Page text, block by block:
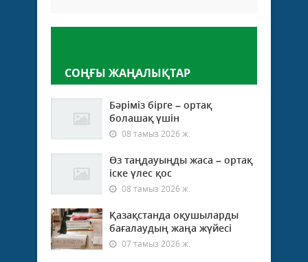
СОҢҒЫ ЖАҢАЛЫҚТАР
Бәріміз бірге – ортақ
болашақ үшін
08 тамыз 2026 ж.
Өз таңдауыңды жаса – ортақ
іске үлес қос
08 тамыз 2026 ж.
Қазақстанда оқушыларды
бағалаудың жаңа жүйесі
07 тамыз 2026 ж.